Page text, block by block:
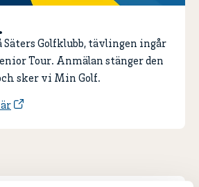
Säters Golfklubb, tävlingen ingår
Tour. Anmälan stänger den
sker vi Min Golf.